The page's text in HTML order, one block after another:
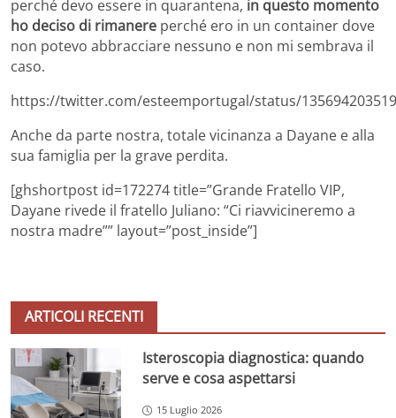
perché devo essere in quarantena, in questo momento
ho deciso di rimanere perché ero in un container dove
non potevo abbracciare nessuno e non mi sembrava il
caso.
https://twitter.com/esteemportugal/status/
Anche da parte nostra, totale vicinanza a Dayane e alla
sua famiglia per la grave perdita.
[ghshortpost id=172274 title=”Grande Fratello VIP,
Dayane rivede il fratello Juliano: “Ci riavvicineremo a
nostra madre”” layout=”post_inside”]
ARTICOLI RECENTI
Isteroscopia diagnostica: quando
serve e cosa aspettarsi
15 Luglio 2026